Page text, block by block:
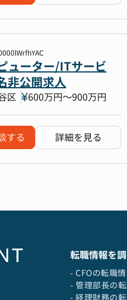
ューター/ITサービ
非公開求人
区 600万円〜900万円
する 詳細を見る
転職情報を
- CFOの転職
- 管理部長の
- 経理財務の